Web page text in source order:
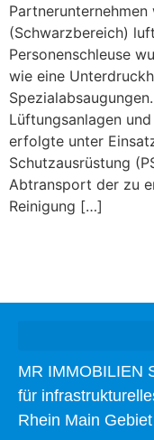
(Schwarzbereich)
Personenschleuse
wie eine
Lüftungsanlagen
erfolgte unter
Schutzausrüstung
Abtransport der zu
Reinigung […]
MR IMMOBILIEN
für
Rhein Main Gebiet